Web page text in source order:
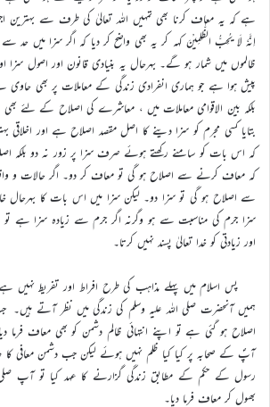
ہے کہ یہ معاف کرنا بھی تمہیں اللہ تعالیٰ کی طرف سے بہترین
اِنَّہٗ لَا یُحِبُّ الظّٰلِمِیْنَ کہہ کر یہ بھی واضح کر دیا کہ اگر سزا میں
ظالموں میں شمار ہو گے۔ بہرحال یہ بنیادی قانون اور اصول
پیش ہوا ہے جو ہماری انفرادی زندگی کے معاملات پر بھی حاوی
بلکہ بین الاقوامی معاملات میں ، معاشرے کی اصلاح کے لئے
بتایا کسی مجرم کو سزا دینے کا اصل مقصد اصلاح ہے اور
کہ اس بات کو سامنے رکھتے ہوئے صرف سزا پر زور نہ دو بلکہ
کہ معاف کرنے سے اصلاح ہو گی تو معاف کر دو۔ اگر حالات و
سے اصلاح ہو گی تو سزا دو۔ لیکن سزا میں اس بات کا بہرحال
سزا جرم کی مناسبت سے ہو وگرنہ اگر جرم سے زیادہ سزا ہے تو
اور زیادتی کو خدا تعالیٰ پسند نہیں کرتا۔
پس اسلام میں پہلے مذاہب کی طرح افراط اور تفریط
ہمیں آنحضرت صلی اللہ علیہ وسلم کی زندگی میں نظر آتے
اصلاح ہو گئی ہے تو اپنے انتہائی ظالم دشمن کو بھی معاف
آپؐ کے صحابہ پر کیا کیا ظلم نہیں ہوئے لیکن جب دشمن معافی
رسول کے حکم کے مطابق زندگی گزارنے کا عہد کیا تو آپ
بھول کر معاف فرما دیا۔